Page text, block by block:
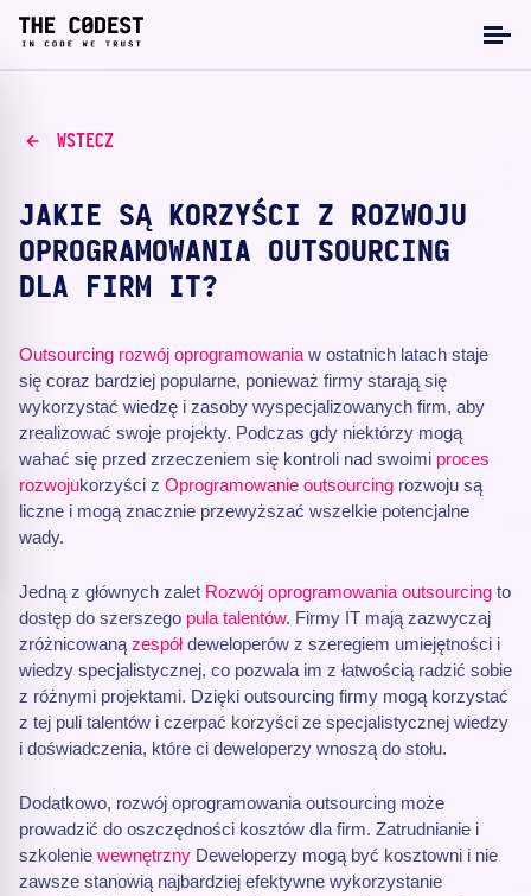
WSTECZ
JAKIE SĄ KORZYŚCI Z ROZWOJU
OPROGRAMOWANIA OUTSOURCING
DLA FIRM IT?
Outsourcing rozwój oprogramowania w ostatnich latach staje
się coraz bardziej popularne, ponieważ firmy starają się
wykorzystać wiedzę i zasoby wyspecjalizowanych firm, aby
zrealizować swoje projekty. Podczas gdy niektórzy mogą
wahać się przed zrzeczeniem się kontroli nad swoimi proces
rozwojukorzyści z Oprogramowanie outsourcing rozwoju są
liczne i mogą znacznie przewyższać wszelkie potencjalne
wady.
Jedną z głównych zalet Rozwój oprogramowania outsourcing to
dostęp do szerszego pula talentów. Firmy IT mają zazwyczaj
zróżnicowaną zespółdeweloperów z szeregiem umiejętności i
wiedzy specjalistycznej, co pozwala im z łatwością radzić sobie
z różnymi projektami. Dzięki outsourcing firmy mogą korzystać
z tej puli talentów i czerpać korzyści ze specjalistycznej wiedzy
i doświadczenia, które ci deweloperzy wnoszą do stołu.
Dodatkowo, rozwój oprogramowania outsourcing może
prowadzić do oszczędności kosztów dla firm. Zatrudnianie i
szkolenie wewnętrzny Deweloperzy mogą być kosztowni i nie
zawsze stanowią najbardziej efektywne wykorzystanie